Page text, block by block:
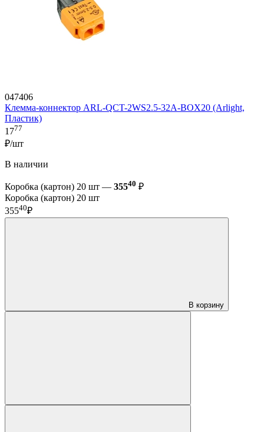
047406
Клемма-коннектор ARL-QCT-2WS2.5-32A-BOX20 (Arlight,
Пластик)
1777
₽/шт
В наличии
Коробка (картон) 20 шт — 35540 ₽
Коробка (картон) 20 шт
35540₽
В корзину